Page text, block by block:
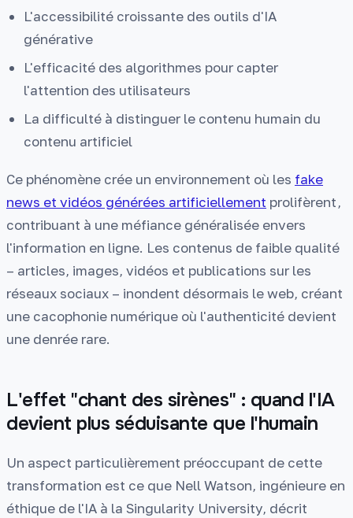
L'accessibilité croissante des outils d'IA
générative
L'efficacité des algorithmes pour capter
l'attention des utilisateurs
La difficulté à distinguer le contenu humain du
contenu artificiel
Ce phénomène crée un environnement où les fake
news et vidéos générées artificiellement prolifèrent,
contribuant à une méfiance généralisée envers
l'information en ligne. Les contenus de faible qualité
– articles, images, vidéos et publications sur les
réseaux sociaux – inondent désormais le web, créant
une cacophonie numérique où l'authenticité devient
une denrée rare.
L'effet "chant des sirènes" : quand l'IA
devient plus séduisante que l'humain
Un aspect particulièrement préoccupant de cette
transformation est ce que Nell Watson, ingénieure en
éthique de l'IA à la Singularity University, décrit